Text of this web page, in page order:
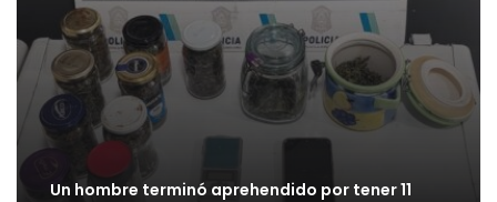
Un hombre terminó aprehendido por tener 11